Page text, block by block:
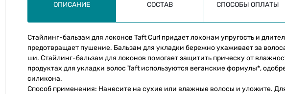
ОПИСАНИЕ СОСТАВ СПОСОБЫ ОПЛАТЫ
Стайлинг-бальзам для локонов Taft Curl придает локонам упругость и
предотвращает пушение. Бальзам для укладки бережно ухаживает за
ши. Стайлинг-бальзам для локонов помогает защитить прическу от
продуктах для укладки волос Taft используются веганские формулы*,
силикона.
Способ применения: Нанесите на сухие или влажные волосы и уложите.